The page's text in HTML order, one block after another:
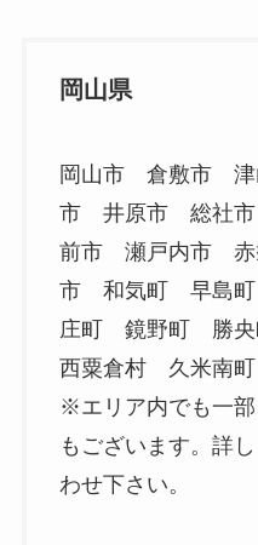
岡山県
岡山市 倉敷市
市 井原市 総社
前市 瀬戸内市
市 和気町 早島
庄町 鏡野町 勝
西粟倉村 久米南
※エリア内でも一
もございます。詳
わせ下さい。